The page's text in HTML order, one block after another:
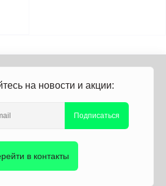
на новости и акции:
Подписаться
в контакты